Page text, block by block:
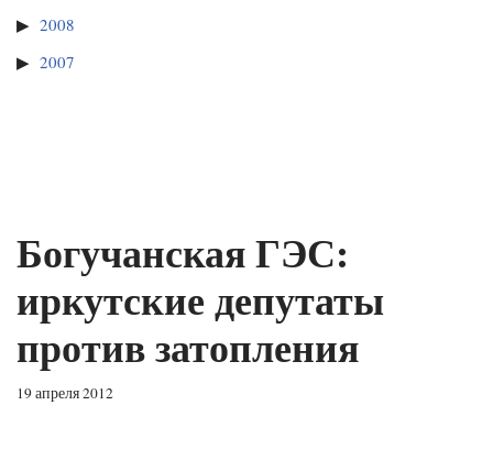
2008
2007
Богучанская ГЭС:
иркутские депутаты
против затопления
19 апреля 2012